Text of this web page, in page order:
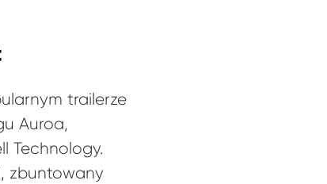
trailerze
Auroa,
Technology.
zbuntowany